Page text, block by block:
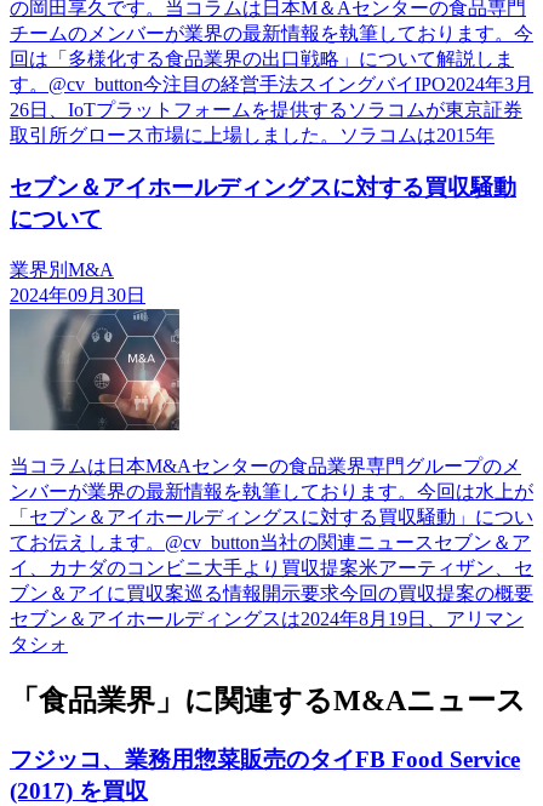
の岡田享久です。当コラムは日本М＆Aセンターの食品専門
チームのメンバーが業界の最新情報を執筆しております。今
回は「多様化する食品業界の出口戦略」について解説しま
す。@cv_button今注目の経営手法スイングバイIPO2024年3月
26日、IoTプラットフォームを提供するソラコムが東京証券
取引所グロース市場に上場しました。ソラコムは2015年
セブン＆アイホールディングスに対する買収騒動
について
業界別M&A
2024年09月30日
当コラムは日本M&Aセンターの食品業界専門グループのメ
ンバーが業界の最新情報を執筆しております。今回は水上が
「セブン＆アイホールディングスに対する買収騒動」につい
てお伝えします。@cv_button当社の関連ニュースセブン＆ア
イ、カナダのコンビニ大手より買収提案米アーティザン、セ
ブン＆アイに買収案巡る情報開示要求今回の買収提案の概要
セブン＆アイホールディングスは2024年8月19日、アリマン
タシォ
「食品業界」に関連するM&Aニュース
フジッコ、業務用惣菜販売のタイFB Food Service
(2017) を買収